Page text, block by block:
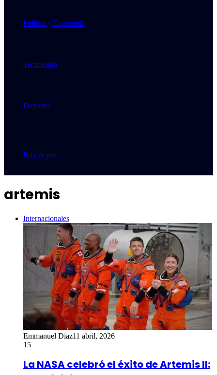
Política y Economía
Tecnología
Deportes
Buscar por
artemis
Internacionales
Emmanuel Diaz11 abril, 2026
15
La NASA celebró el éxito de Artemis II: